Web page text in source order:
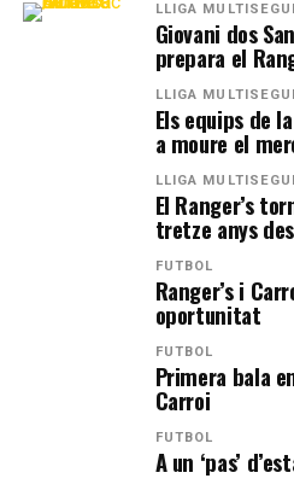
LLIGA
Giovani dos
prepara el
LLIGA
Els equips de
a moure el
LLIGA
El Ranger’s
tretze anys
FUTBOL
Ranger’s i
oportunitat
FUTBOL
Primera bala
Carroi
FUTBOL
A un ‘pas’